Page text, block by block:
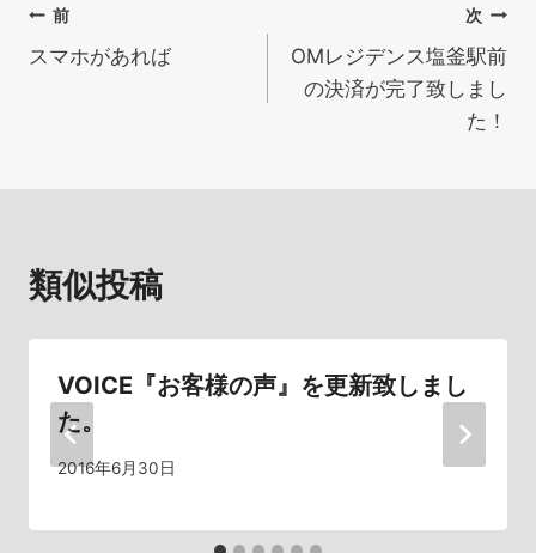
投
稿
ー
ョ
ン
前
スマホがあれば
次
OMレジデンス塩釜駅前
の決済が完了致しまし
た！
類似投稿
VOICE『お客様の声』を更新致しまし
た。
2016年6月30日